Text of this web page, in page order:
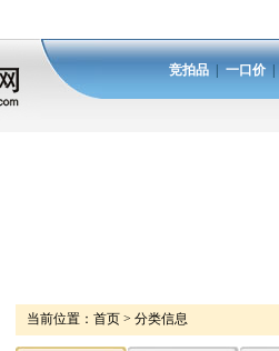
竞拍品 一口价
当前位置： 首页> 分类信息